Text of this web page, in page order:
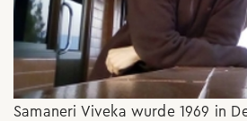
Samaneri Viveka wurde 1969 in